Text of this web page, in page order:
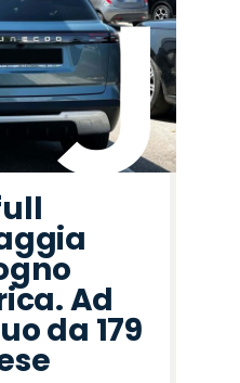
Ad
da 179